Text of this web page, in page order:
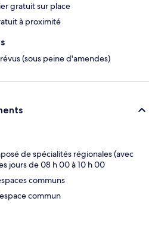
gratuit sur place
à proximité
(sous peine d'amendes)
de spécialités régionales (avec
jours de 08 h 00 à 10 h 00
communs
commun